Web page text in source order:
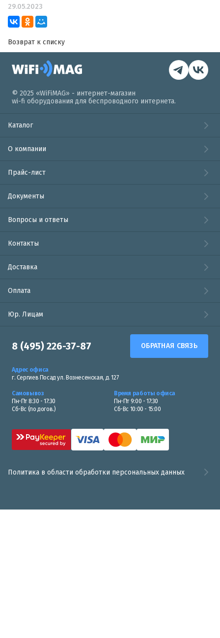
29.05.2023
Возврат к списку
© 2025 «WiFiMAG» - интернет-магазин
wi-fi оборудования для беспроводного интернета.
Каталог
О компании
Прайс-лист
Документы
Вопросы и ответы
Контакты
Доставка
Оплата
Юр. Лицам
8 (495) 226-37-87 ОБРАТНАЯ СВЯЗЬ
Адрес офиса
г. Сергиев Посад ул. Вознесенская, д. 127
Самовывоз
Пн-Пт 8:30 - 17:30
Сб-Вс (по догов.)
Время работы офиса
Пн-Пт 9:00 - 17:30
Сб-Вс 10:00 - 15:00
Политика в области обработки персональных данных